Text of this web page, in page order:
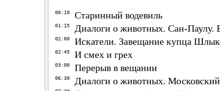
00:10 Старинный водевиль
01:15 Диалоги о животных. Сан-Паулу.
02:00 Искатели. Завещание купца
02:45 И смех и грех
03:00 Перерыв в вещании
06:30 Диалоги о животных.